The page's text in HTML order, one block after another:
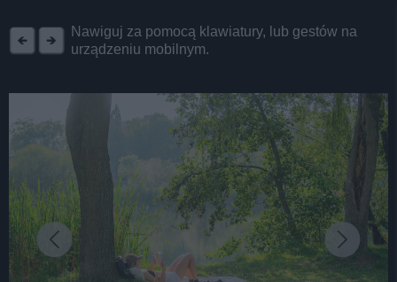
Nawiguj za pomocą klawiatury, lub gestów na
urządzeniu mobilnym.